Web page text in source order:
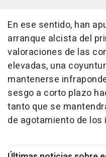
En ese sentido, han
arranque alcista del
valoraciones de las
elevadas, una
mantenerse
sesgo a corto plazo
tanto que se
de agotamiento de